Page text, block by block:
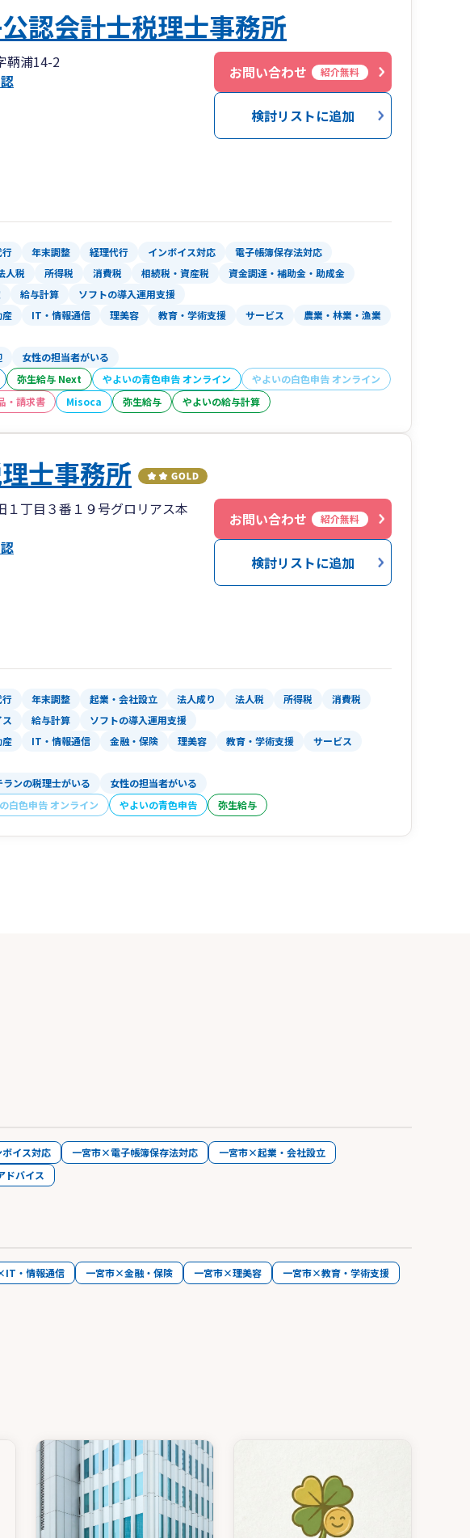
認会計士税理士事務所
鞆浦14-2
お問い合わせ 紹介無料
検討リストに追加
行 年末調整 経理代行 インボイス対応
電子帳簿保存法対応
人税 所得税 消費税 相続税・資産税
資金調達・補助金・助成金
給与計算 ソフトの導入運用支援
産 IT・情報通信 理美容 教育・学術支援 サービス
農業・林業・漁業
女性の担当者がいる
弥生給与 Next やよいの青色申告 オンライン
やよいの白色申告 オンライン
・請求書 Misoca 弥生給与 やよいの給与計算
士事務所
１丁目３番１９号グロリアス本
お問い合わせ 紹介無料
検討リストに追加
行 年末調整 起業・会社設立 法人成り 法人税 所得税
消費税
給与計算 ソフトの導入運用支援
産 IT・情報通信 金融・保険 理美容 教育・学術支援
サービス
ランの税理士がいる 女性の担当者がいる
白色申告 オンライン やよいの青色申告 弥生給与
イス対応 一宮市×電子帳簿保存法対応
一宮市×起業・会社設立
ドバイス
・情報通信 一宮市×金融・保険 一宮市×理美容
一宮市×教育・学術支援